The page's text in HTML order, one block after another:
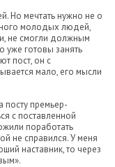
Но мечтать нужно не о
молодых людей,
не смогли должным
уже готовы занять
пост, он с
мало, его мысли
посту премьер-
с поставленной
поработать
не справился. У меня
наставник, то через